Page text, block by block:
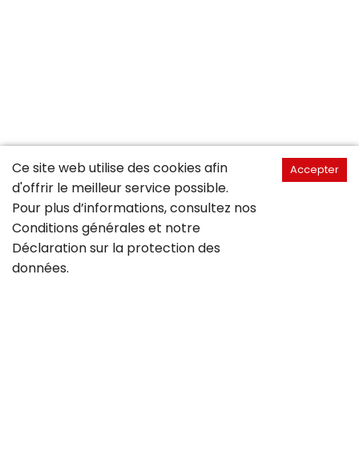
Ce site web utilise des cookies afin
d'offrir le meilleur service possible.
Pour plus d’informations, consultez nos
Conditions générales et notre
Déclaration sur la protection des
données.
Accepter